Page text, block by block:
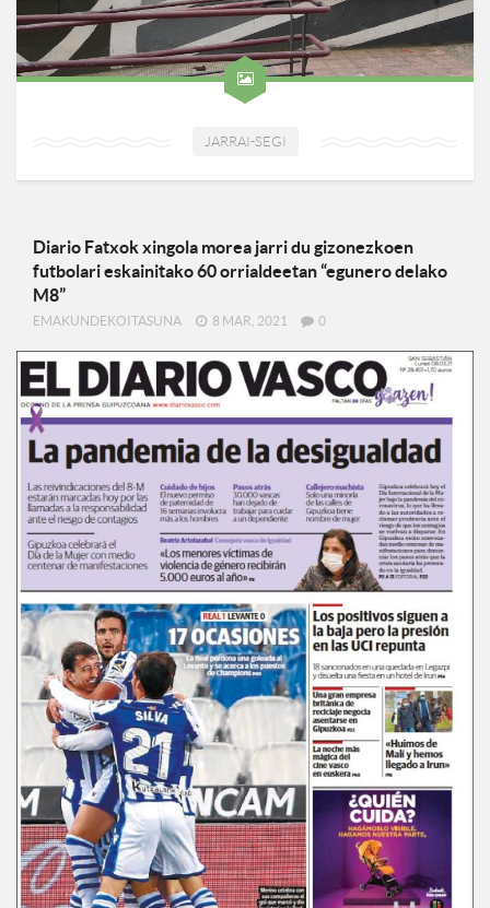
JARRAI-SEGI
Diario Fatxok xingola morea jarri du gizonezkoen
futbolari eskainitako 60 orrialdeetan “egunero delako
M8”
EMAKUNDEKOITASUNA 8 MAR, 2021 0